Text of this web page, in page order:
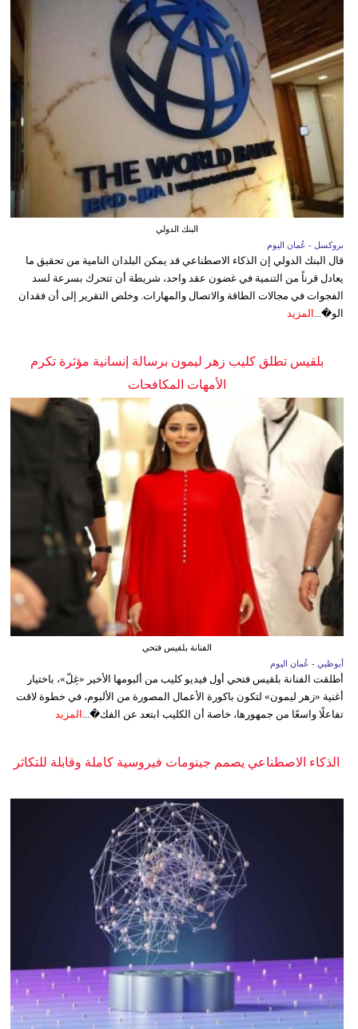
البنك الدولي
بروكسل - عُمان اليوم
قال البنك الدولي إن الذكاء الاصطناعي قد يمكن البلدان النامية من تحقيق ما
يعادل قرناً من التنمية في غضون عقد واحد، شريطة أن تتحرك بسرعة لسد
الفجوات في مجالات الطاقة والاتصال والمهارات. وخلص التقرير إلى أن فقدان
الو�...
المزيد
بلقيس تطلق كليب زهر ليمون برسالة إنسانية مؤثرة تكرم
الأمهات المكافحات
الفنانة بلقيس فتحي
أبوظبي - عُمان اليوم
أطلقت الفنانة بلقيس فتحي أول فيديو كليب من ألبومها الأخير «غِلّ»، باختيار
أغنية «زهر ليمون» لتكون باكورة الأعمال المصورة من الألبوم، في خطوة لاقت
تفاعلًا واسعًا من جمهورها، خاصة أن الكليب ابتعد عن الفك�... المزيد
الذكاء الاصطناعي يصمم جينومات فيروسية كاملة وقابلة للتكاثر